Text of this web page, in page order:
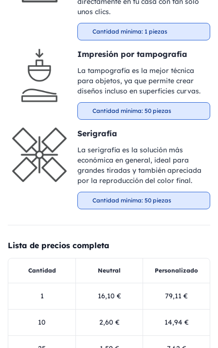
unos clics.
Cantidad mínima: 1 piezas
Impresión por tampografía
La tampografía es la mejor técnica
para objetos, ya que permite crear
diseños incluso en superficies curvas.
Cantidad mínima: 50 piezas
Serigrafía
La serigrafía es la solución más
económica en general, ideal para
grandes tiradas y también apreciada
por la reproducción del color final.
Cantidad mínima: 50 piezas
Lista de precios completa
Cantidad Neutral Personalizado
1 16,10 € 79,11 €
10 2,60 € 14,94 €